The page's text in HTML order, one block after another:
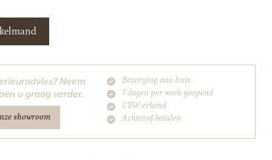
Neem
u graag verder.
showroom
Bezorging aan huis
7 dagen per week geopend
CBW erkend
Achteraf betalen